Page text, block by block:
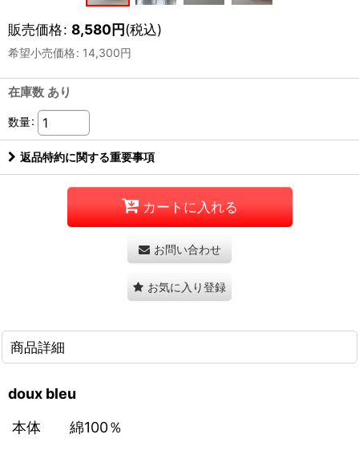
販売価格: 8,580円(税込)
希望小売価格: 14,300円
在庫数 あり
数量:
返品特約に関する重要事項
カートに入れる
お問い合わせ
お気に入り登録
商品詳細
doux bleu
本体 綿100％